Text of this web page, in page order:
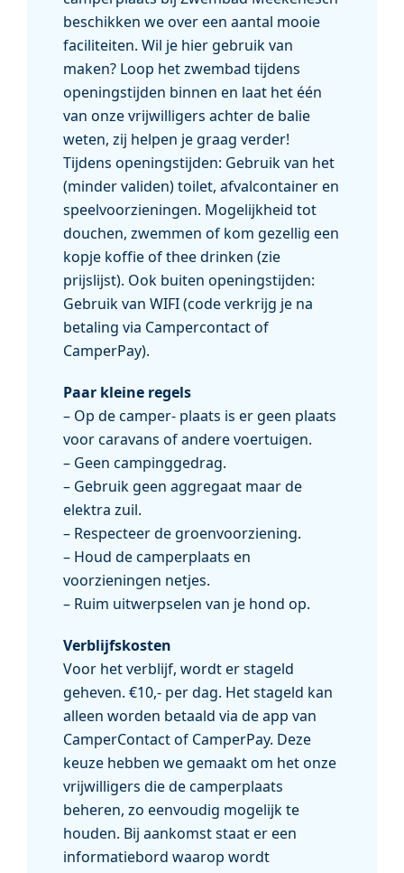
beschikken we over een aantal mooie
faciliteiten. Wil je hier gebruik van
maken? Loop het zwembad tijdens
openingstijden binnen en laat het één
van onze vrijwilligers achter de balie
weten, zij helpen je graag verder!
Tijdens openingstijden: Gebruik van het
(minder validen) toilet, afvalcontainer en
speelvoorzieningen. Mogelijkheid tot
douchen, zwemmen of kom gezellig een
kopje koffie of thee drinken (zie
prijslijst). Ook buiten openingstijden:
Gebruik van WIFI (code verkrijg je na
betaling via Campercontact of
CamperPay).
Paar kleine regels
– Op de camper- plaats is er geen plaats
voor caravans of andere voertuigen.
– Geen campinggedrag.
– Gebruik geen aggregaat maar de
elektra zuil.
– Respecteer de groenvoorziening.
– Houd de camperplaats en
voorzieningen netjes.
– Ruim uitwerpselen van je hond op.
Verblijfskosten
Voor het verblijf, wordt er stageld
geheven. €10,- per dag. Het stageld kan
alleen worden betaald via de app van
CamperContact of CamperPay. Deze
keuze hebben we gemaakt om het onze
vrijwilligers die de camperplaats
beheren, zo eenvoudig mogelijk te
houden. Bij aankomst staat er een
informatiebord waarop wordt